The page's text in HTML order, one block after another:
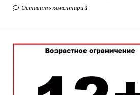
Оставить коментарий